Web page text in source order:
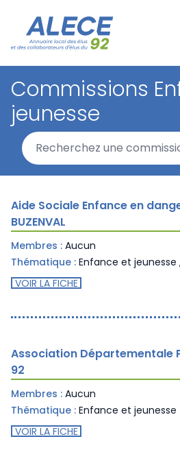
Commissions
jeunesse
Aide Sociale Enfance en
BUZENVAL
Membres : Aucun
Thématique : Enfance et jeunesse
VOIR LA FICHE
Association Départementale
92
Membres : Aucun
Thématique : Enfance et jeunesse
VOIR LA FICHE